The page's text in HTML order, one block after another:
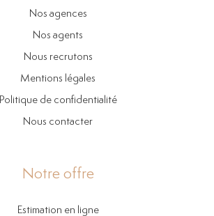
Nos agences
Nos agents
Nous recrutons
Mentions légales
Politique de confidentialité
Nous contacter
Notre offre
Estimation en ligne